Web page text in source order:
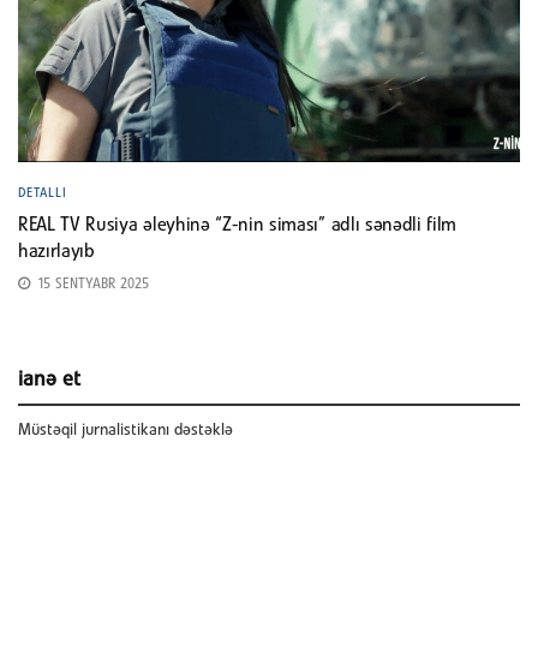
DETALLI
REAL TV Rusiya əleyhinə “Z-nin siması” adlı sənədli film
hazırlayıb
15 SENTYABR 2025
ianə et
Müstəqil jurnalistikanı dəstəklə